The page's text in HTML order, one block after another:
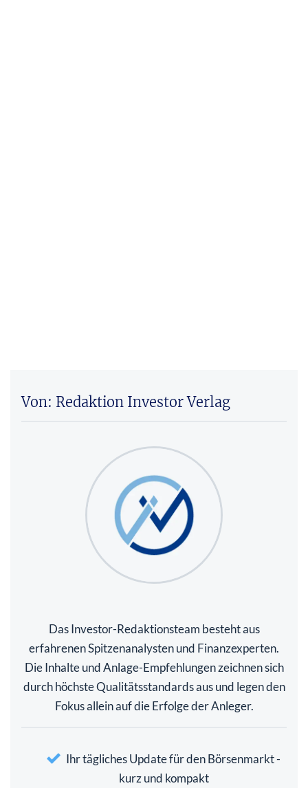
Von: Redaktion Investor Verlag
Das Investor-Redaktionsteam besteht aus
erfahrenen Spitzenanalysten und Finanzexperten.
Die Inhalte und Anlage-Empfehlungen zeichnen sich
durch höchste Qualitätsstandards aus und legen den
Fokus allein auf die Erfolge der Anleger.
Ihr tägliches Update für den Börsenmarkt -
kurz und kompakt